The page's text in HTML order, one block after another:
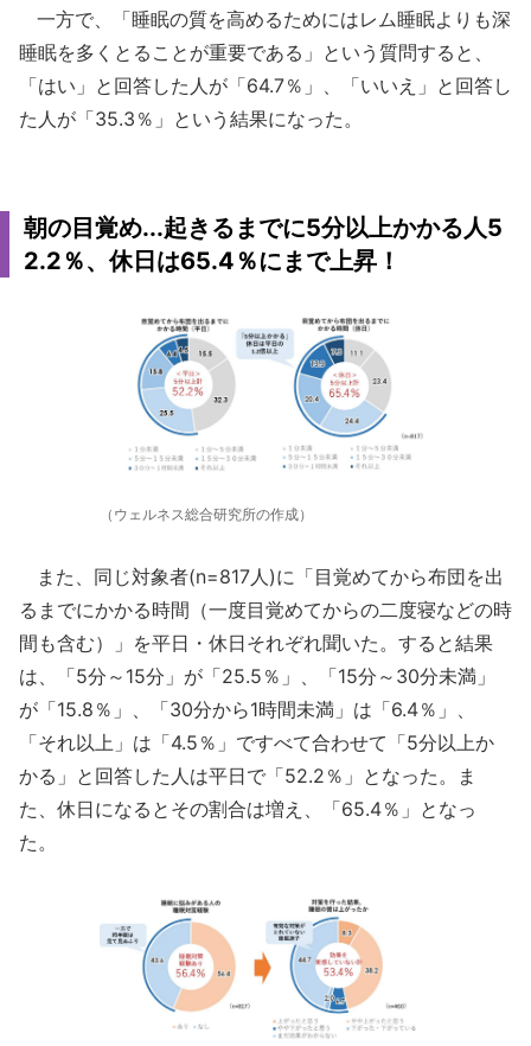
一方で、「睡眠の質を高めるためにはレム睡眠よりも深
睡眠を多くとることが重要である」という質問すると、
「はい」と回答した人が「64.7％」、「いいえ」と回答し
た人が「35.3％」という結果になった。
朝の目覚め...起きるまでに5分以上かかる人5
2.2％、休日は65.4％にまで上昇！
（ウェルネス総合研究所の作成）
また、同じ対象者(n=817人)に「目覚めてから布団を出
るまでにかかる時間（一度目覚めてからの二度寝などの時
間も含む）」を平日・休日それぞれ聞いた。すると結果
は、「5分～15分」が「25.5％」、「15分～30分未満」
が「15.8％」、「30分から1時間未満」は「6.4％」、
「それ以上」は「4.5％」ですべて合わせて「5分以上か
かる」と回答した人は平日で「52.2％」となった。ま
た、休日になるとその割合は増え、「65.4％」となっ
た。